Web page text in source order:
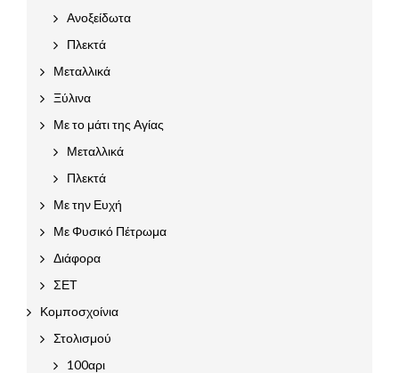
Ανοξείδωτα
Πλεκτά
Μεταλλικά
Ξύλινα
Με το μάτι της Αγίας
Μεταλλικά
Πλεκτά
Με την Ευχή
Με Φυσικό Πέτρωμα
Διάφορα
ΣΕΤ
Κομποσχοίνια
Στολισμού
100αρι